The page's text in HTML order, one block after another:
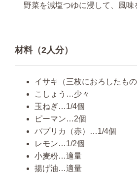
野菜を減塩つゆに浸して、風味
材料（2人分）
イサキ（三枚におろしたも
こしょう…少々
玉ねぎ…1/4個
ピーマン…2個
パプリカ（赤）…1/4個
レモン…1/2個
小麦粉…適量
揚げ油…適量